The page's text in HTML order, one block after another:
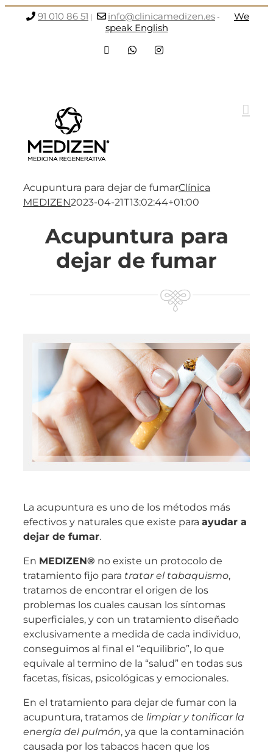
91 010 86 51 | info@clinicamedizen.es -
We
speak English
FacebookWhatsAppInstagram
Acupuntura para dejar de fumarClínica
MEDIZEN2023-04-21T13:02:44+01:00
Acupuntura para
dejar de fumar
La acupuntura es uno de los métodos más
efectivos y naturales que existe para ayudar a
dejar de fumar.
En MEDIZEN® no existe un protocolo de
tratamiento fijo para tratar el tabaquismo,
tratamos de encontrar el origen de los
problemas los cuales causan los síntomas
superficiales, y con un tratamiento diseñado
exclusivamente a medida de cada individuo,
conseguimos al final el “equilibrio”, lo que
equivale al termino de la “salud” en todas sus
facetas, físicas, psicológicas y emocionales.
En el tratamiento para dejar de fumar con la
acupuntura, tratamos de limpiar y tonificar la
energía del pulmón, ya que la contaminación
causada por los tabacos hacen que los